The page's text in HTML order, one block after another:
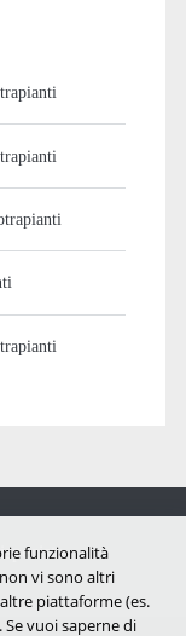
funzionalità
vi sono altri
piattaforme (es.
vuoi saperne di